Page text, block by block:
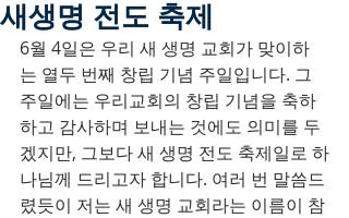
새생명 전도 축제
6월 4일은 우리 새 생명 교회가 맞이하
는 열두 번째 창립 기념 주일입니다. 그
주일에는 우리교회의 창립 기념을 축하
하고 감사하며 보내는 것에도 의미를 두
겠지만, 그보다 새 생명 전도 축제일로 하
나님께 드리고자 합니다. 여러 번 말씀드
렸듯이 저는 새 생명 교회라는 이름이 참